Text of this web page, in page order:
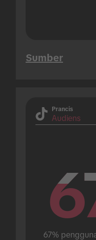
Sumber
Prancis
Audiens
67%